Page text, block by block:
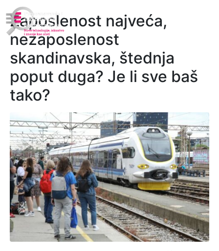
Zaposlenost najveća,
nezaposlenost
skandinavska, štednja
poput duga? Je li sve baš
tako?